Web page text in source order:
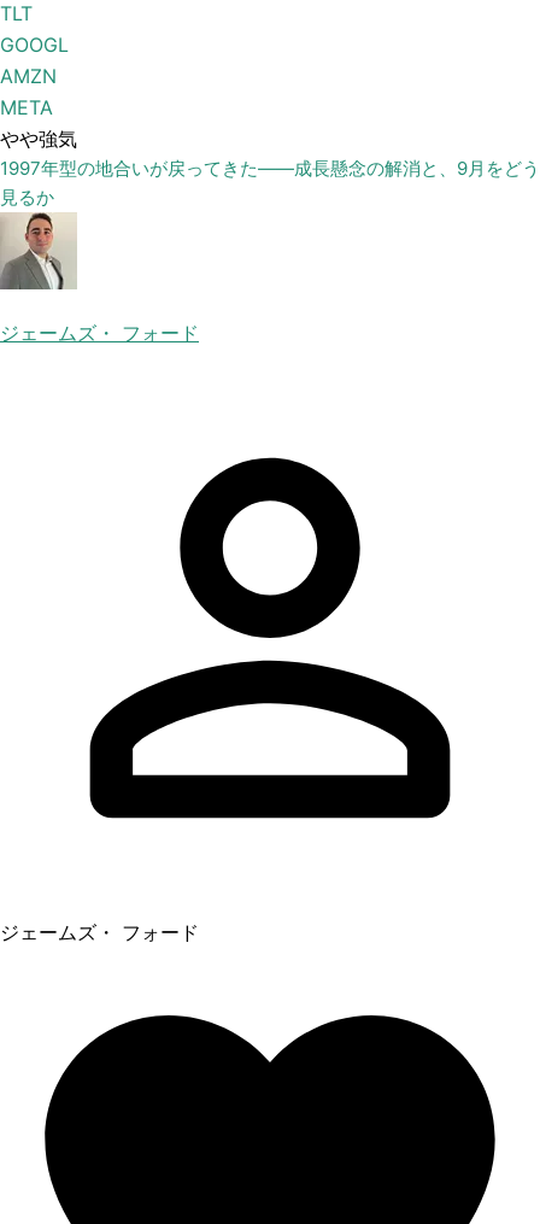
TLT
GOOGL
AMZN
META
やや強気
1997年型の地合いが戻ってきた——成長懸念の解消と、9月をどう
見るか
ジェームズ・ フォード
ジェームズ・ フォード